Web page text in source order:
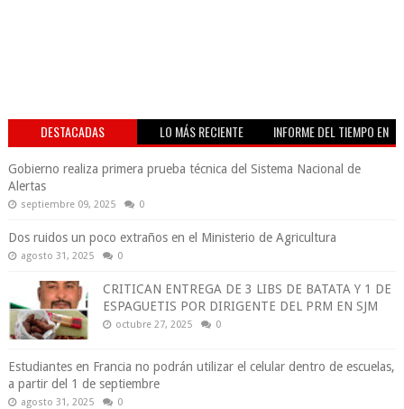
DESTACADAS LO MÁS RECIENTE
INFORME DEL TIEMPO EN
Gobierno realiza primera prueba técnica del Sistema Nacional de
Alertas
septiembre 09, 2025 0
Dos ruidos un poco extraños en el Ministerio de Agricultura
agosto 31, 2025 0
CRITICAN ENTREGA DE 3 LIBS DE BATATA Y 1 DE
ESPAGUETIS POR DIRIGENTE DEL PRM EN SJM
octubre 27, 2025 0
Estudiantes en Francia no podrán utilizar el celular dentro de escuelas,
a partir del 1 de septiembre
agosto 31, 2025 0